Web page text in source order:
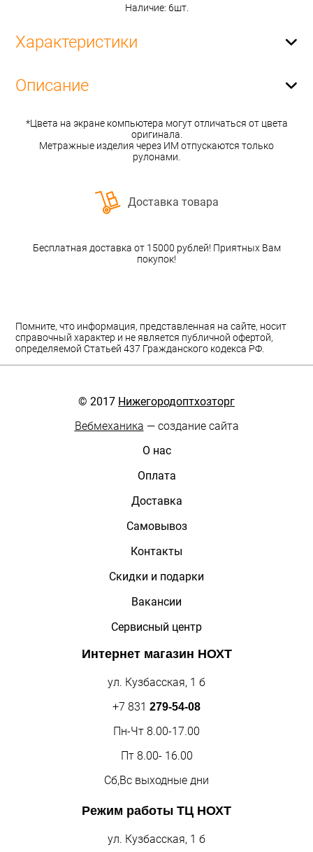
Наличие: 6шт.
Характеристики
Описание
*Цвета на экране компьютера могут отличаться от цвета
оригинала.
Метражные изделия через ИМ отпускаются только
рулонами.
Доставка товара
Бесплатная доставка от 15000 рублей! Приятных Вам
покупок!
Помните, что информация, представленная на сайте, носит
справочный характер и не является публичной офертой,
определяемой Статьей 437 Гражданского кодекса РФ.
© 2017 Нижегородоптхозторг
Вебмеханика — создание сайта
О нас
Оплата
Доставка
Самовывоз
Контакты
Скидки и подарки
Вакансии
Сервисный центр
Интернет магазин НОХТ
ул. Кузбасская, 1 б
+7 831 279-54-08
Пн-Чт 8.00-17.00
Пт 8.00- 16.00
Сб,Вс выходные дни
Режим работы ТЦ НОХТ
ул. Кузбасская, 1 б